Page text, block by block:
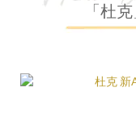
「杜